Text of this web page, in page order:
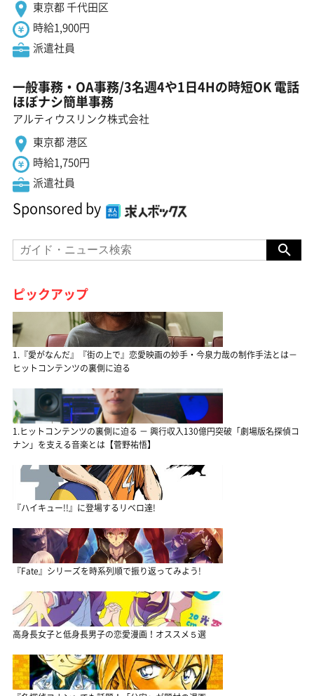
東京都 千代田区
時給1,900円
派遣社員
一般事務・OA事務/3名週4や1日4Hの時短OK 電話
ほぼナシ簡単事務
アルティウスリンク株式会社
東京都 港区
時給1,750円
派遣社員
Sponsored by
ピックアップ
1.『愛がなんだ』『街の上で』恋愛映画の妙手・今泉力哉の制作手法とは－
ヒットコンテンツの裏側に迫る
1.ヒットコンテンツの裏側に迫る － 興行収入130億円突破「劇場版名探偵コ
ナン」を支える音楽とは【菅野祐悟】
『ハイキュー!!』に登場するリベロ達!
『Fate』シリーズを時系列順で振り返ってみよう!
高身長女子と低身長男子の恋愛漫画！オススメ５選